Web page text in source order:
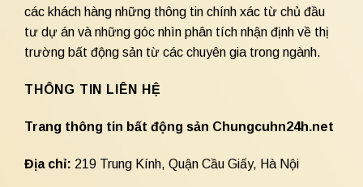
các khách hàng những thông tin chính xác từ chủ đầu
tư dự án và những góc nhìn phân tích nhận định về thị
trường bất động sản từ các chuyên gia trong ngành.
THÔNG TIN LIÊN HỆ
Trang thông tin bất động sản Chungcuhn24h.net
Địa chỉ: 219 Trung Kính, Quận Cầu Giấy, Hà Nội